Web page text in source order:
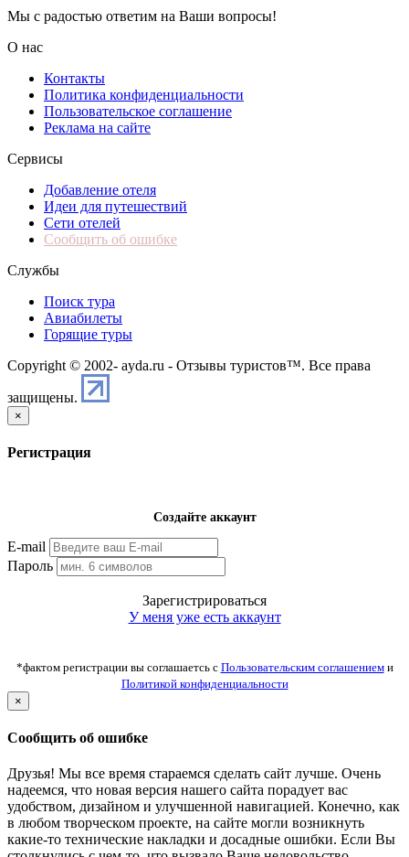
Мы с радостью ответим на Ваши вопросы!
О нас
Контакты
Политика конфиденциальности
Пользовательское соглашение
Реклама на сайте
Сервисы
Добавление отеля
Идеи для путешествий
Сети отелей
Сообщить об ошибке
Службы
Поиск тура
Авиабилеты
Горящие туры
Copyright © 2002- ayda.ru - Отзывы туристов™. Все права
защищены.
×
Регистрация
Создайте аккаунт
E-mail
Пароль
Зарегистрироваться
У меня уже есть аккаунт
*фактом регистрации вы соглашаетсь с Пользовательским соглашениеми
Политикой конфиденциальности
×
Сообщить об ошибке
Друзья! Мы все время стараемся сделать сайт лучше. Очень
надеемся, что новая версия нашего сайта порадует вас
удобством, дизайном и улучшенной навигацией. Конечно, как
в любом творческом проекте, на сайте могли возникнуть
какие-то технические накладки и досадные ошибки. Если Вы